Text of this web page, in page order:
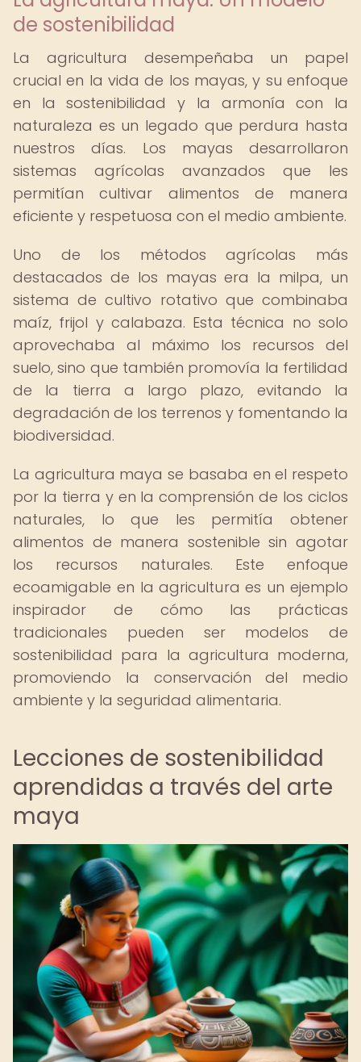
de sostenibilidad
La agricultura desempeñaba un papel
crucial en la vida de los mayas, y su enfoque
en la sostenibilidad y la armonía con la
naturaleza es un legado que perdura hasta
nuestros días. Los mayas desarrollaron
sistemas agrícolas avanzados que les
permitían cultivar alimentos de manera
eficiente y respetuosa con el medio ambiente.
Uno de los métodos agrícolas más
destacados de los mayas era la milpa, un
sistema de cultivo rotativo que combinaba
maíz, frijol y calabaza. Esta técnica no solo
aprovechaba al máximo los recursos del
suelo, sino que también promovía la fertilidad
de la tierra a largo plazo, evitando la
degradación de los terrenos y fomentando la
biodiversidad.
La agricultura maya se basaba en el respeto
por la tierra y en la comprensión de los ciclos
naturales, lo que les permitía obtener
alimentos de manera sostenible sin agotar
los recursos naturales. Este enfoque
ecoamigable en la agricultura es un ejemplo
inspirador de cómo las prácticas
tradicionales pueden ser modelos de
sostenibilidad para la agricultura moderna,
promoviendo la conservación del medio
ambiente y la seguridad alimentaria.
Lecciones de sostenibilidad
aprendidas a través del arte
maya